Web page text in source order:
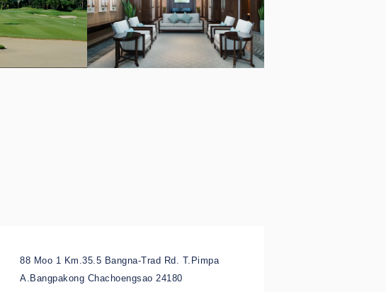
88 Moo 1 Km.35.5 Bangna-Trad Rd. T.Pimpa
A.Bangpakong Chachoengsao 24180